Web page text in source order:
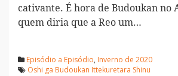
cativante. É hora de Budoukan no
quem diria que a Reo um…
Episódio a Episódio, Inverno de 2020
Oshi ga Budoukan Ittekuretara Shinu